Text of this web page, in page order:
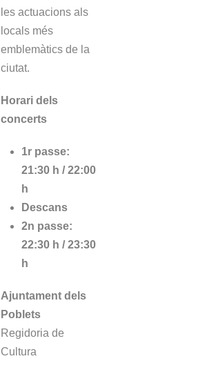
les actuacions als
locals més
emblemàtics de la
ciutat.
Horari dels
concerts
1r passe:
21:30 h / 22:00
h
Descans
2n passe:
22:30 h / 23:30
h
Ajuntament dels
Poblets
Regidoria de
Cultura